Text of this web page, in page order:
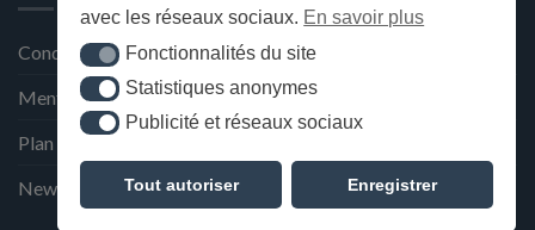
avec les réseaux sociaux. En savoir plus
Fonctionnalités du site
Fonctionnalités du site
Statistiques anonymes
Statistiques anonymes
Publicité et réseaux sociaux
Publicité et réseaux sociaux
Tout autoriser Enregistrer
Conditions générales de ventes
Mentions Légales et Politique de confidentialité
Plan du site
Newsletter de la Maison Deffès